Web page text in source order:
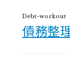
Debt-workout
債務整